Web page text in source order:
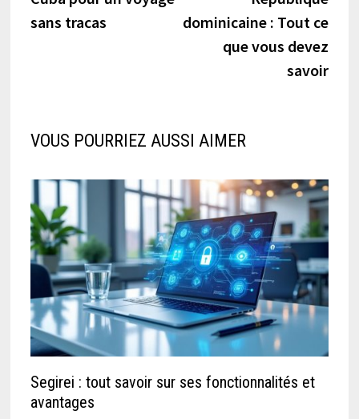
l’article
sans tracas
dominicaine : Tout ce
que vous devez
savoir
VOUS POURRIEZ AUSSI AIMER
Segirei : tout savoir sur ses fonctionnalités et
avantages